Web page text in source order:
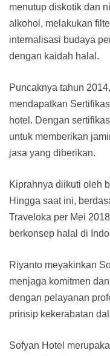
menutup diskotik dan
alkohol, melakukan
internalisasi budaya
dengan kaidah halal.
Puncaknya tahun
mendapatkan
hotel. Dengan
untuk memberikan
jasa yang diberikan.
Kiprahnya diikuti oleh
Hingga saat ini,
Traveloka per Mei
berkonsep halal di
Riyanto meyakinkan
menjaga komitmen
dengan pelayanan
prinsip kekerabatan
Sofyan Hotel